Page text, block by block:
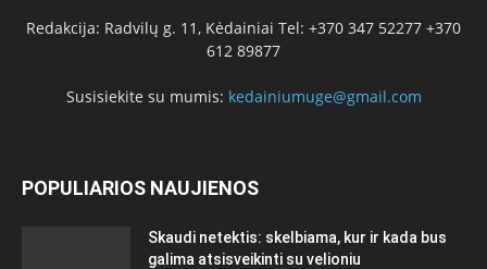
Redakcija: Radvilų g. 11, Kėdainiai Tel: +370 347 52277 +370
612 89877
Susisiekite su mumis: kedainiumuge@gmail.com
POPULIARIOS NAUJIENOS
Skaudi netektis: skelbiama, kur ir kada bus
galima atsisveikinti su velioniu